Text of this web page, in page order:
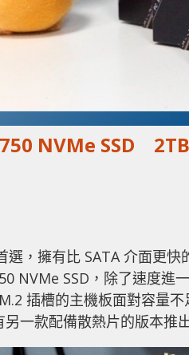
NVMe SSD
，擁有比 SATA 介面更快
SSD，除了速度進一
插槽的主機板面對容量
一款配備散熱片的版本推